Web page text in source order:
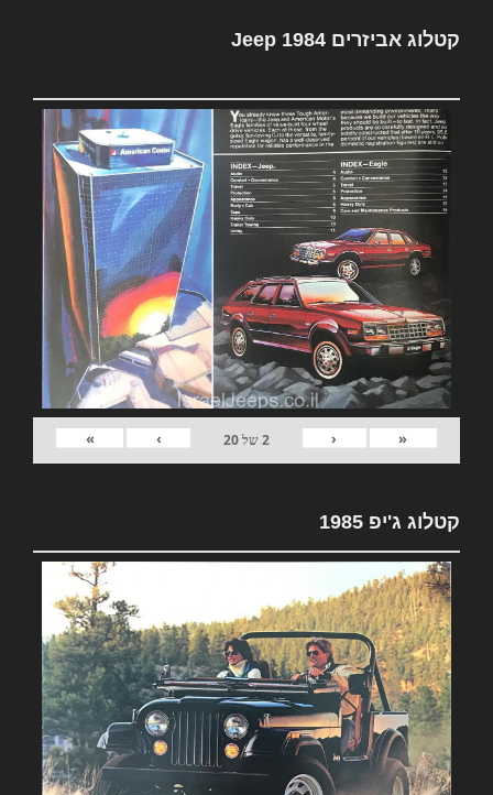
קטלוג אביזרים Jeep 1984
«
‹
2של20
›
»
קטלוג ג'יפ 1985